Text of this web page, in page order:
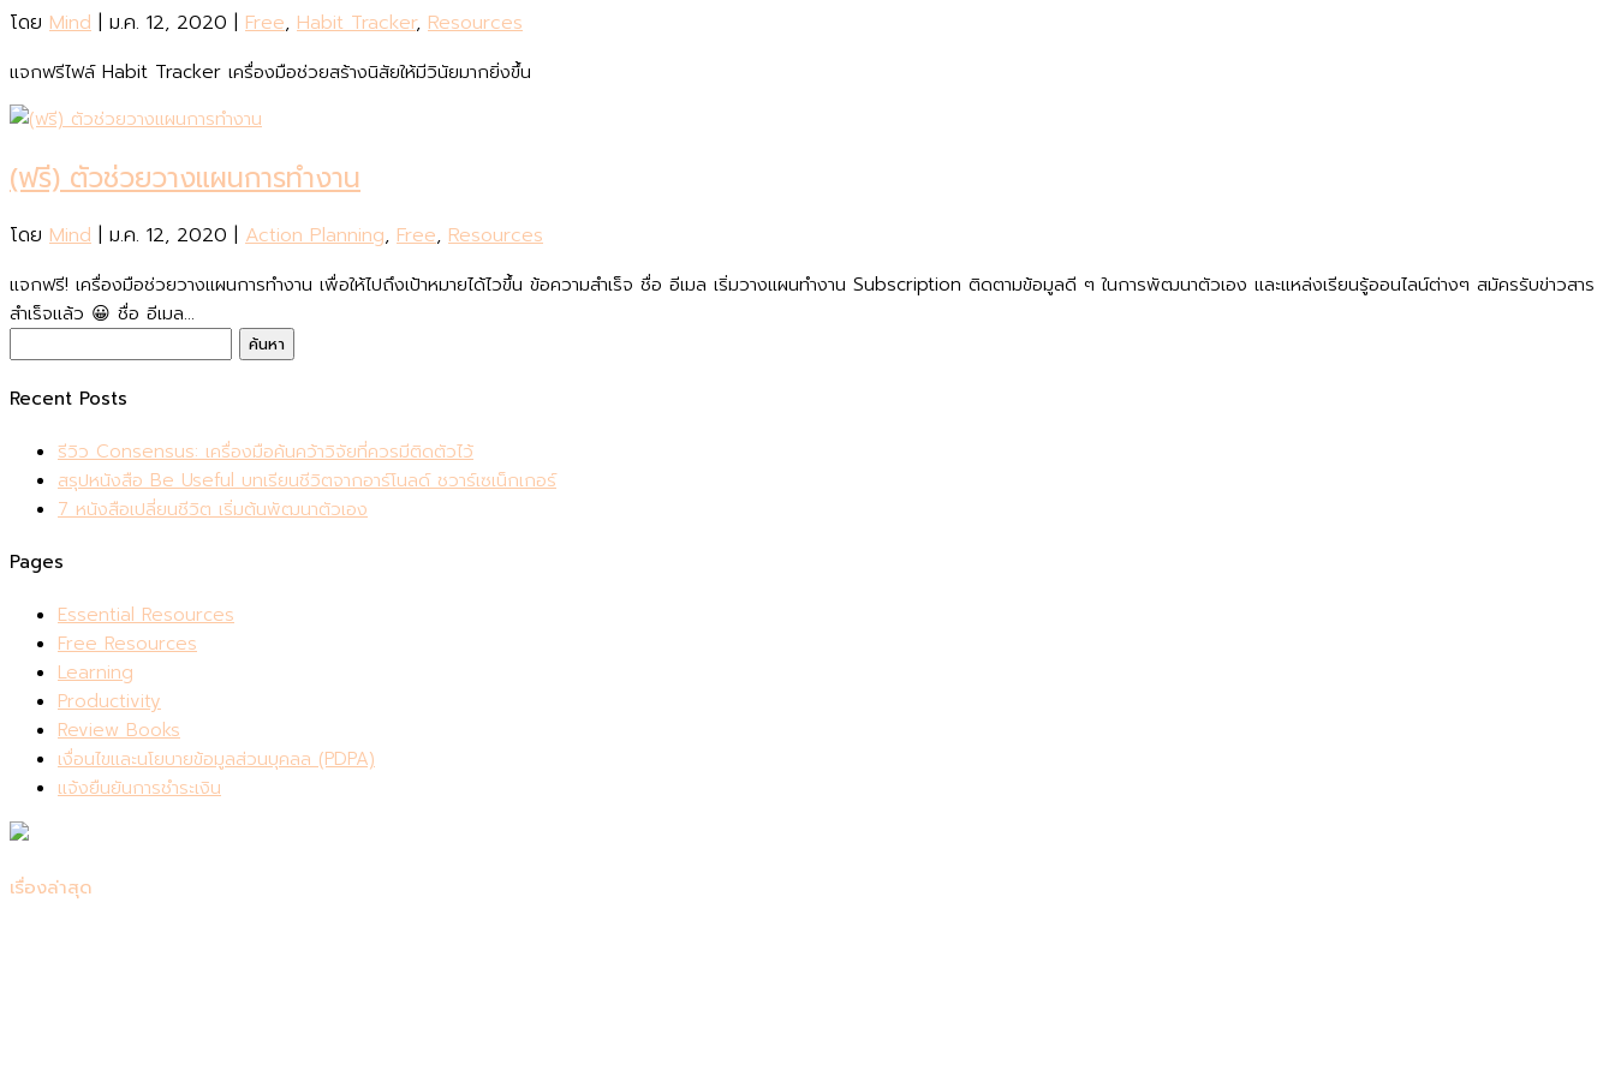
โดย Mind | ม.ค. 12, 2020 | Free, Habit Tracker, Resources
แจกฟรีไฟล์ Habit Tracker เครื่องมือช่วยสร้างนิสัยให้มีวินัยมากยิ่งขึ้น
(ฟรี) ตัวช่วยวางแผนการทำงาน
โดย Mind | ม.ค. 12, 2020 | Action Planning, Free, Resources
แจกฟรี! เครื่องมือช่วยวางแผนการทำงาน เพื่อให้ไปถึงเป้าหมายได้ไวขึ้น ข้อความสำเร็จ ชื่อ อีเมล เริ่มวางแผนทำงาน Subscription ติดตามข้อมูลดี ๆ ในการพัฒนาตัวเอง และแหล่งเรียนรู้ออนไลน์ต่างๆ สมัครรับข่าวสาร
สำเร็จแล้ว 😀 ชื่อ อีเมล...
Recent Posts
รีวิว Consensus: เครื่องมือค้นคว้าวิจัยที่ควรมีติดตัวไว้
สรุปหนังสือ Be Useful บทเรียนชีวิตจากอาร์โนลด์ ชวาร์เซเน็กเกอร์
7 หนังสือเปลี่ยนชีวิต เริ่มต้นพัฒนาตัวเอง
Pages
Essential Resources
Free Resources
Learning
Productivity
Review Books
เงื่อนไขและนโยบายข้อมูลส่วนบุคลล (PDPA)
แจ้งยืนยันการชำระเงิน
เรื่องล่าสุด